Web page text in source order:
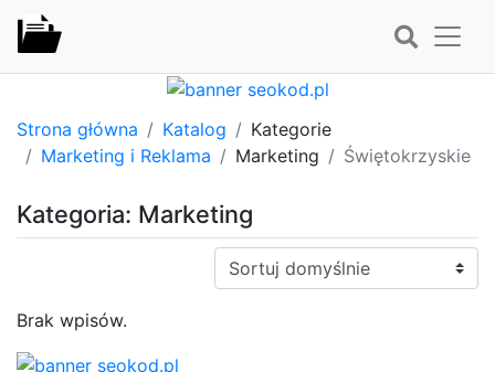
Strona główna Katalog
Kategorie
Marketing i Reklama
Marketing Świętokrzyskie
Kategoria: Marketing
Sortuj:
Brak wpisów.